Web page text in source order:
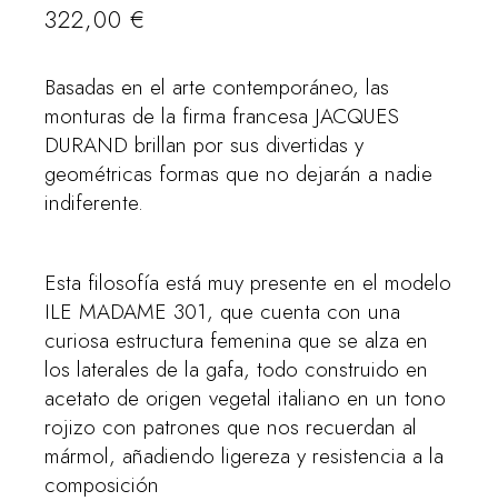
322,00 €
Basadas en el arte contemporáneo, las
monturas de la firma francesa JACQUES
DURAND brillan por sus divertidas y
geométricas formas que no dejarán a nadie
indiferente.
Esta filosofía está muy presente en el modelo
ILE MADAME 301, que cuenta con una
curiosa estructura femenina que se alza en
los laterales de la gafa, todo construido en
acetato de origen vegetal italiano en un tono
rojizo con patrones que nos recuerdan al
mármol, añadiendo ligereza y resistencia a la
composición